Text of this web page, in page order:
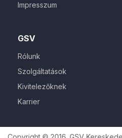
GSV
Rólunk
Szolgáltatások
Kivitelezőknek
Karrier
Impresszum